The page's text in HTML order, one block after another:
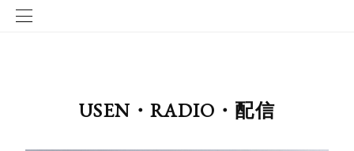
USEN・RADIO・配信